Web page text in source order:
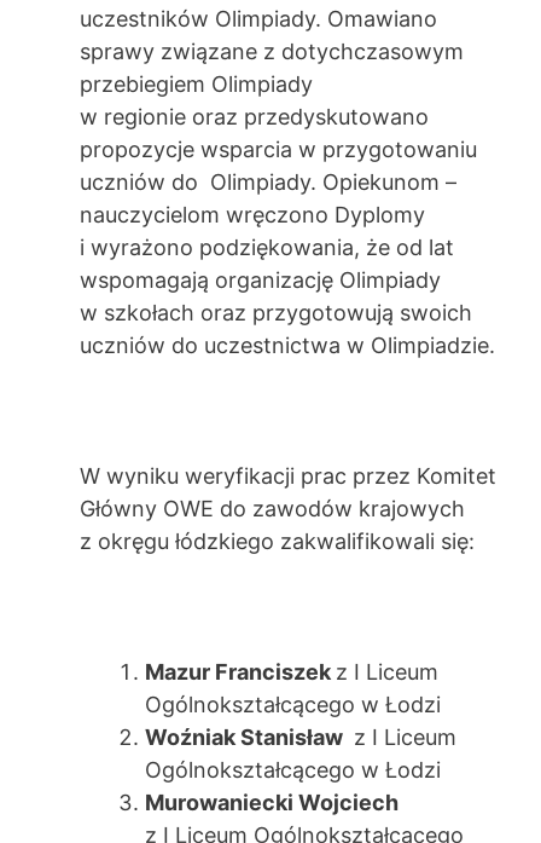
uczestników Olimpiady. Omawiano
sprawy związane z dotychczasowym
przebiegiem Olimpiady
w regionie oraz przedyskutowano
propozycje wsparcia w przygotowaniu
uczniów do Olimpiady. Opiekunom –
nauczycielom wręczono Dyplomy
i wyrażono podziękowania, że od lat
wspomagają organizację Olimpiady
w szkołach oraz przygotowują swoich
uczniów do uczestnictwa w Olimpiadzie.
W wyniku weryfikacji prac przez Komitet
Główny OWE do zawodów krajowych
z okręgu łódzkiego zakwalifikowali się:
Mazur Franciszek z I Liceum
Ogólnokształcącego w Łodzi
Woźniak Stanisław z I Liceum
Ogólnokształcącego w Łodzi
Murowaniecki Wojciech
z I Liceum Ogólnokształcącego